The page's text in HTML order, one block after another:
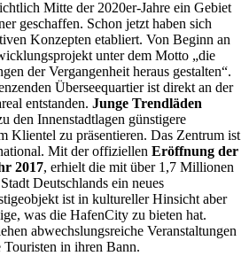
Mitte der 2020er-Jahre ein Gebiet
geschaffen. Schon jetzt haben sich
Konzepten etabliert. Von Beginn an
unter dem Motto „die
der Vergangenheit heraus gestalten“.
Überseequartier ist direkt an der
entstanden. Junge Trendläden
den Innenstadtlagen günstigere
Klientel zu präsentieren. Das Zentrum ist
Mit der offiziellen Eröffnung der
2017, erhielt die mit über 1,7 Millionen
Deutschlands ein neues
ist in kultureller Hinsicht aber
was die HafenCity zu bieten hat.
abwechslungsreiche Veranstaltungen
in ihren Bann.